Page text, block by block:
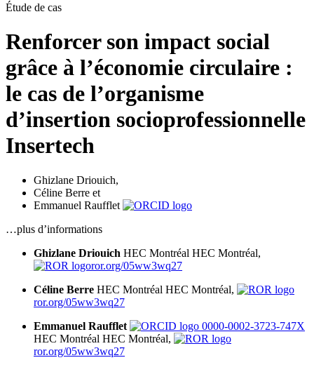
Étude de cas
Renforcer son impact social
grâce à l’économie circulaire :
le cas de l’organisme
d’insertion socioprofessionnelle
Insertech
Ghizlane Driouich,
Céline Berre et
Emmanuel Raufflet
…plus d’informations
Ghizlane Driouich HEC Montréal HEC Montréal,
ror.org/05ww3wq27
Céline Berre HEC Montréal HEC Montréal,
ror.org/05ww3wq27
Emmanuel Raufflet
0000-0002-3723-747X
HEC Montréal HEC Montréal,
ror.org/05ww3wq27